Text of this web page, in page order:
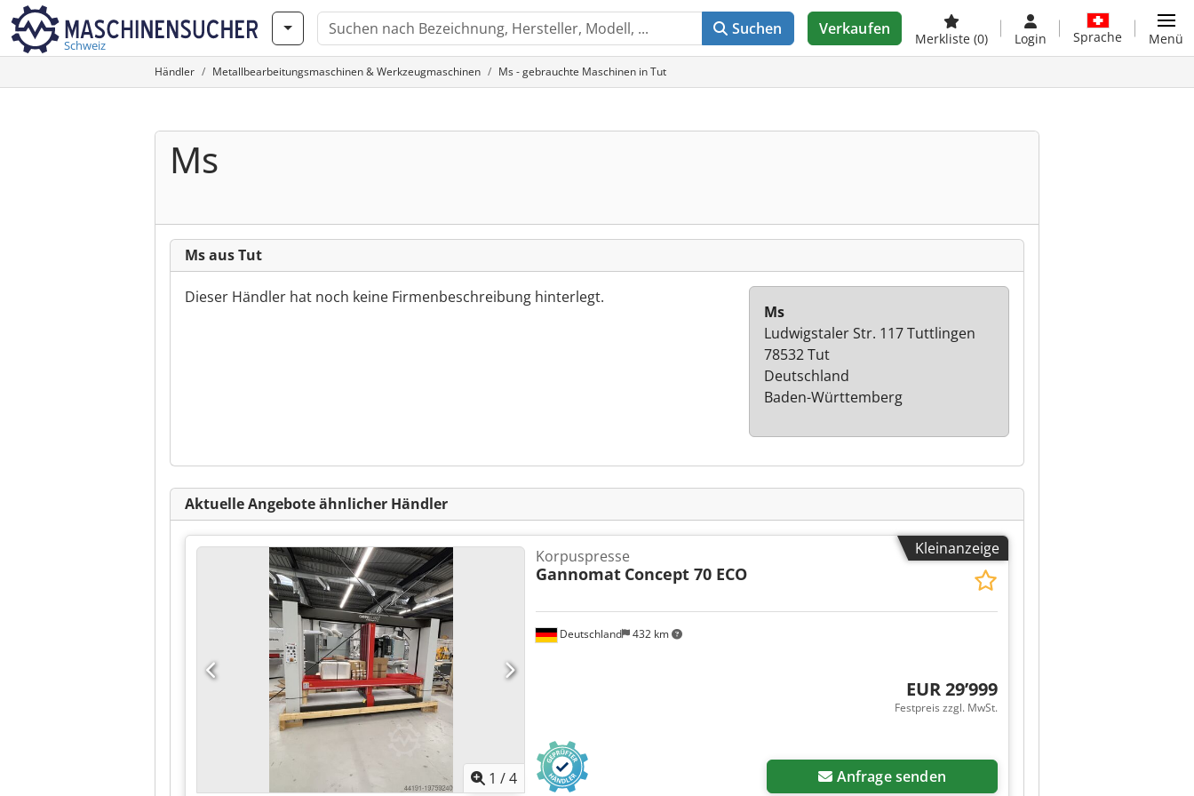
Schweiz
Suchen Verkaufen
Merkliste (0) Login Sprache Menü
Händler Metallbearbeitungsmaschinen & Werkzeugmaschinen Ms - gebrauchte Maschinen in Tut
Ms
Ms aus Tut
Dieser Händler hat noch keine Firmenbeschreibung hinterlegt.
Ms
Ludwigstaler Str. 117 Tuttlingen
78532 Tut
Deutschland
Baden-Württemberg
Aktuelle Angebote ähnlicher Händler
Kleinanzeige
1 /4
Deutschland 432 km
Korpuspresse
Gannomat Concept 70 ECO
EUR 29’999
Festpreis zzgl. MwSt.
Anfrage senden